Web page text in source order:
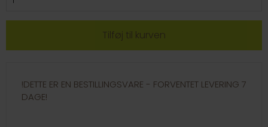
!DETTE ER EN BESTILLINGSVARE - FORVENTET LEVERING 7
DAGE!